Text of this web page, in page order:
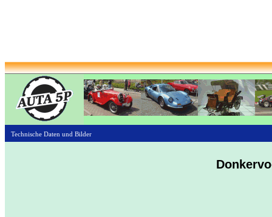
Technische Daten und Bilder